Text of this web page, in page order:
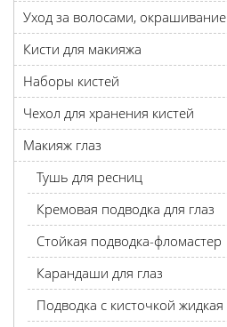
Уход за волосами, окрашивание
Кисти для макияжа
Наборы кистей
Чехол для хранения кистей
Макияж глаз
Тушь для ресниц
Кремовая подводка для глаз
Стойкая подводка-фломастер
Карандаши для глаз
Подводка с кисточкой жидкая